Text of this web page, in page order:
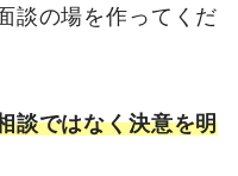
談の場を作ってくだ
談ではなく決意を明